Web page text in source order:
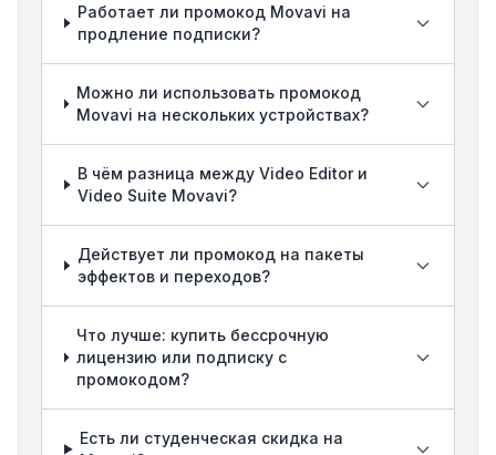
Работает ли промокод Movavi на
продление подписки?
Можно ли использовать промокод
Movavi на нескольких устройствах?
В чём разница между Video Editor и
Video Suite Movavi?
Действует ли промокод на пакеты
эффектов и переходов?
Что лучше: купить бессрочную
лицензию или подписку с
промокодом?
Есть ли студенческая скидка на